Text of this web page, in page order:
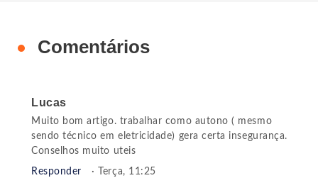
Comentários
Lucas
Muito bom artigo. trabalhar como autono ( mesmo
sendo técnico em eletricidade) gera certa insegurança.
Conselhos muito uteis
Responder · Terça, 11:25